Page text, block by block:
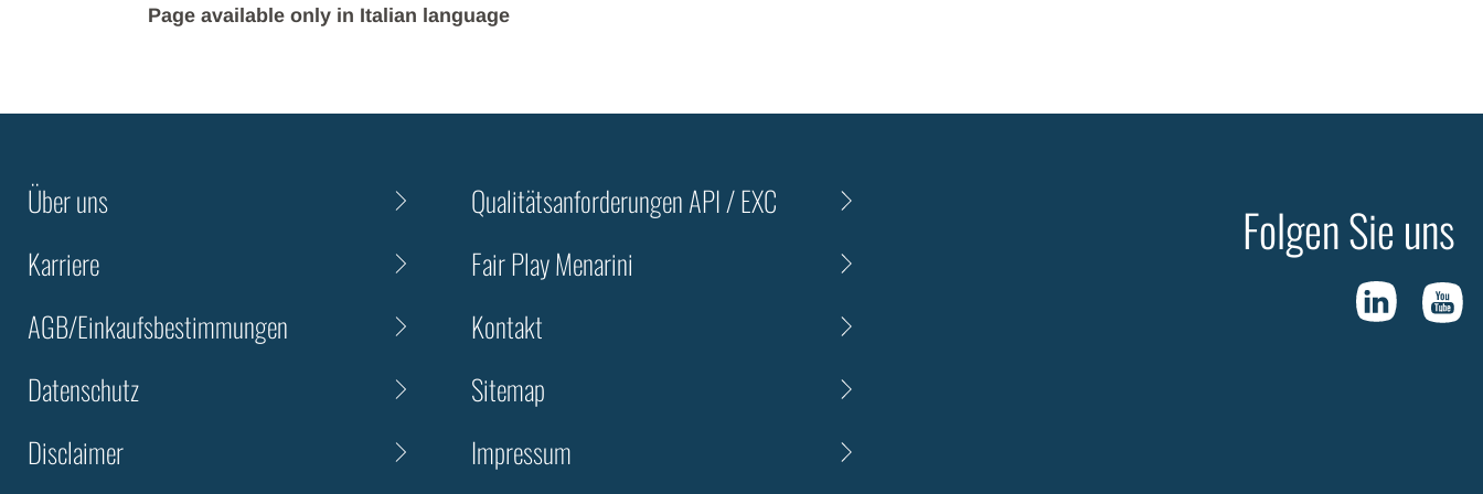
Page available only in Italian language
Über uns
Karriere
AGB/Einkaufsbestimmungen
Datenschutz
Disclaimer
Qualitätsanforderungen API / EXC
Fair Play Menarini
Kontakt
Sitemap
Impressum
Folgen Sie uns